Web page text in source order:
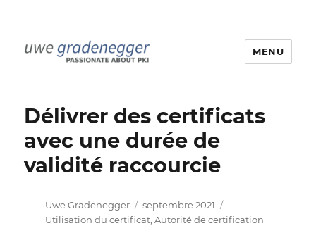
MENU
Délivrer des certificats
avec une durée de
validité raccourcie
Auteur
Uwe Gradenegger
Publié
le
septembre 2021
Utilisation du certificat, Autorité de certification